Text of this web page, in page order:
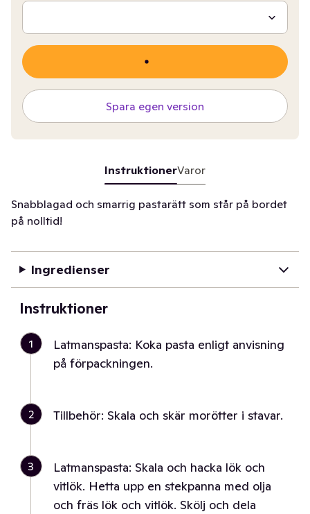
Spara egen version
InstruktionerVaror
Snabblagad och smarrig pastarätt som står på bordet
på nolltid!
Ingredienser
Instruktioner
1
Latmanspasta: Koka pasta enligt anvisning
på förpackningen.
2 Tillbehör: Skala och skär morötter i stavar.
3
Latmanspasta: Skala och hacka lök och
vitlök. Hetta upp en stekpanna med olja
och fräs lök och vitlök. Skölj och dela